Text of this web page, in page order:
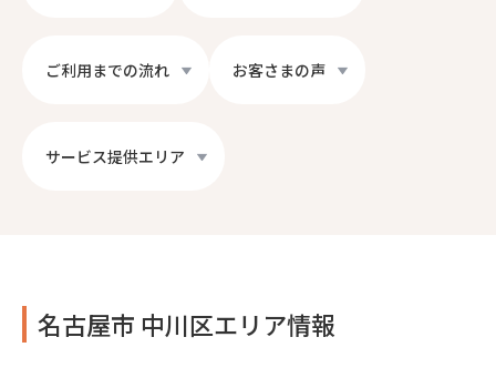
ご利用までの流れ お客さまの声
サービス提供エリア
名古屋市 中川区エリア情報